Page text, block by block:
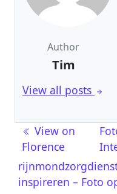
Author
Tim
View all posts
View on
Florence
inspireren – Foto